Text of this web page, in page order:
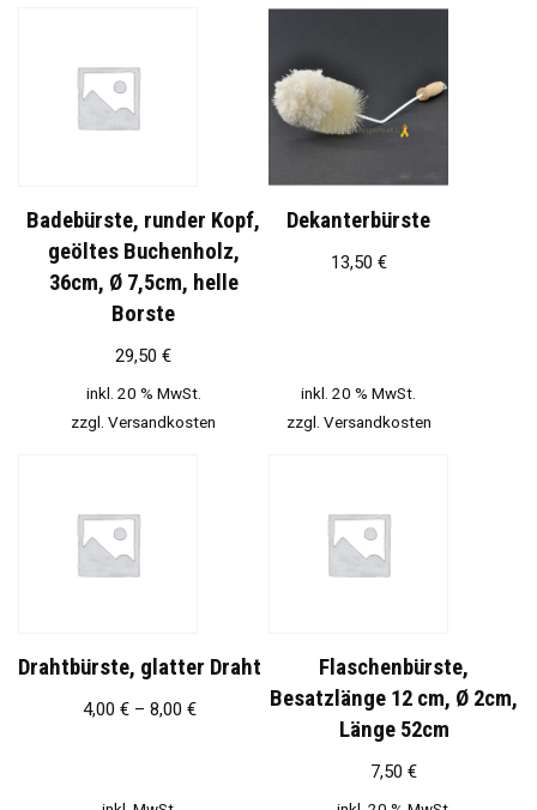
Badebürste, runder Kopf,
geöltes Buchenholz,
36cm, Ø 7,5cm, helle
Borste
29,50 €
inkl. 20 % MwSt.
zzgl. Versandkosten
Dekanterbürste
13,50 €
inkl. 20 % MwSt.
zzgl. Versandkosten
Drahtbürste, glatter Draht
4,00 € – 8,00 €
Flaschenbürste,
Besatzlänge 12 cm, Ø 2cm,
Länge 52cm
7,50 €